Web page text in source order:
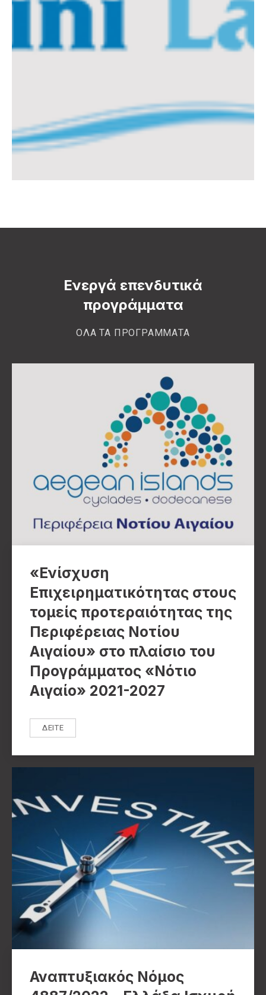
Α.ΗΛΙΟΠΟΥΛΟΣ
Ενεργά επενδυτικά
προγράμματα
ΟΛΑ ΤΑ ΠΡΟΓΡΑΜΜΑΤΑ
«Ενίσχυση
Επιχειρηματικότητας στους
τομείς προτεραιότητας της
Περιφέρειας Νοτίου
Αιγαίου» στο πλαίσιο του
Προγράμματος «Νότιο
Αιγαίο» 2021-2027
ΔΕΊΤΕ
«ΕΝΊΣΧΥΣΗ ΕΠΙΧΕΙΡΗΜΑΤΙΚΌΤΗΤΑΣ ΣΤΟΥΣ ΤΟΜΕΊΣ
Αναπτυξιακός Νόμος